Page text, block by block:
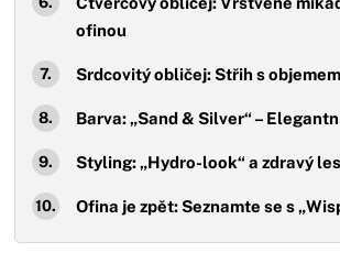
ofinou
Srdcovitý obličej: Střih s
Barva: „Sand & Silver“ –
Styling: „Hydro-look“ a zdravý
Ofina je zpět: Seznamte se s